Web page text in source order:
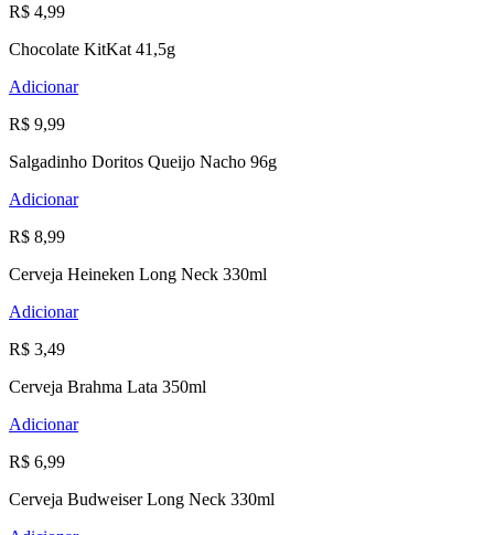
R$ 4,99
Chocolate KitKat 41,5g
Adicionar
R$ 9,99
Salgadinho Doritos Queijo Nacho 96g
Adicionar
R$ 8,99
Cerveja Heineken Long Neck 330ml
Adicionar
R$ 3,49
Cerveja Brahma Lata 350ml
Adicionar
R$ 6,99
Cerveja Budweiser Long Neck 330ml